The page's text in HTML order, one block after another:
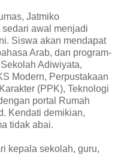
Jatmiko
awal menjadi
Siswa akan mendapat
Arab, dan program-
Adiwiyata,
Modern, Perpustakaan
(PPK), Teknologi
portal Rumah
Kendati demikian,
tidak abai.
kepala sekolah, guru,